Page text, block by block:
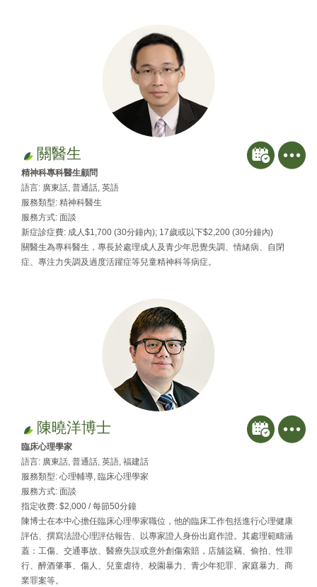
關醫生
精神科專科醫生顧問
語言: 廣東話, 普通話, 英語
服務類型: 精神科醫生
服務方式: 面談
新症診症費: 成人$1,700 (30分鐘內); 17歲或以下$2,200 (30分鐘內)
關醫生為專科醫生，專長於處理成人及青少年思覺失調、情緒病、自閉
症、專注力失調及過度活躍症等兒童精神科等病症。
陳曉洋博士
臨床心理學家
語言: 廣東話, 普通話, 英語, 福建話
服務類型: 心理輔導, 臨床心理學家
服務方式: 面談
指定收费: $2,000 / 每節50分鐘
陳博士在本中心擔任臨床心理學家職位，他的臨床工作包括進行心理健康
評估、撰寫法證心理評估報告、以專家證人身份出庭作證。其處理範疇涵
蓋：工傷、交通事故、醫療失誤或意外創傷索賠，店舖盜竊、偷拍、性罪
行、醉酒肇事、傷人、兒童虐待、校園暴力、青少年犯罪、家庭暴力、商
業罪案等。